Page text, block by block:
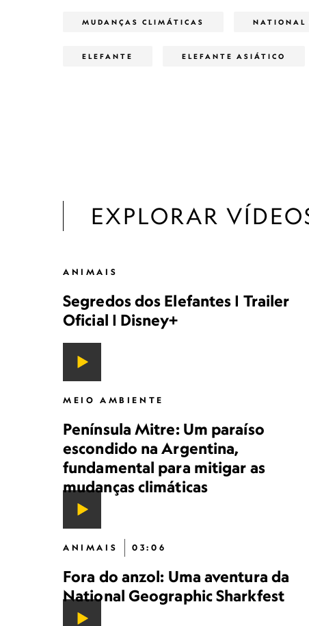
MUDANÇAS CLIMÁTICAS NATIONAL
ELEFANTE ELEFANTE ASIÁTICO
EXPLORAR
ANIMAIS
Segredos dos Elefantes | Trailer
Oficial | Disney+
MEIO AMBIENTE
Península Mitre: Um paraíso
escondido na Argentina,
fundamental para mitigar as
mudanças climáticas
ANIMAIS 03:06
Fora do anzol: Uma aventura da
National Geographic Sharkfest